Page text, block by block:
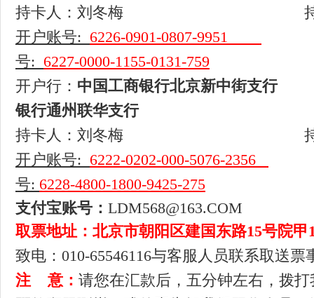
持卡人：刘冬梅
开户账号: 6226-0901-0807-9951
号: 6227-0000-1155-0131-759
开户行： 中国工商银行北京新中
银行通州联华支行
持卡人：刘冬梅
开户账号: 6222-0202-000-5076-2356
号: 6228-4800-1800-9425-275
支付宝账号： LDM568@163.COM
取票地址： 北京市朝阳区建国东路15号院甲
致电：010-65546116与客服人员联系取送票
注 意： 请您在汇款后，五分钟左右，拨